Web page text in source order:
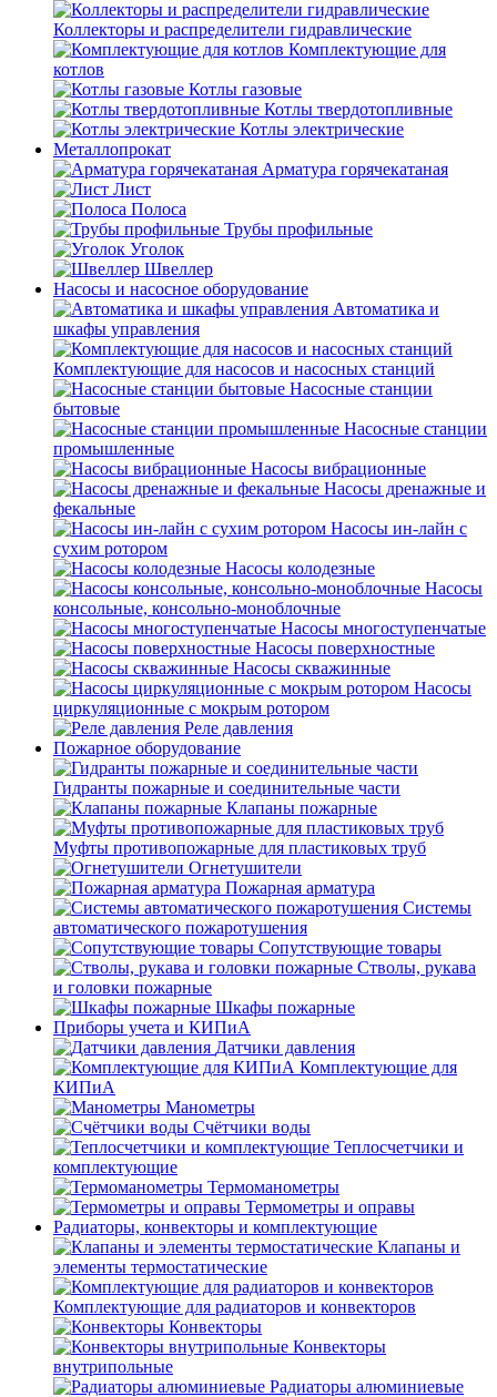
Коллекторы и распределители гидравлические
Комплектующие для
котлов
Котлы газовые
Котлы твердотопливные
Котлы электрические
Металлопрокат
Арматура горячекатаная
Лист
Полоса
Трубы профильные
Уголок
Швеллер
Насосы и насосное оборудование
Автоматика и
шкафы управления
Комплектующие для насосов и насосных станций
Насосные станции
бытовые
Насосные станции
промышленные
Насосы вибрационные
Насосы дренажные и
фекальные
Насосы ин-лайн с
сухим ротором
Насосы колодезные
Насосы
консольные, консольно-моноблочные
Насосы многоступенчатые
Насосы поверхностные
Насосы скважинные
Насосы
циркуляционные с мокрым ротором
Реле давления
Пожарное оборудование
Гидранты пожарные и соединительные части
Клапаны пожарные
Муфты противопожарные для пластиковых труб
Огнетушители
Пожарная арматура
Системы
автоматического пожаротушения
Сопутствующие товары
Стволы, рукава
и головки пожарные
Шкафы пожарные
Приборы учета и КИПиА
Датчики давления
Комплектующие для
КИПиА
Манометры
Счётчики воды
Теплосчетчики и
комплектующие
Термоманометры
Термометры и оправы
Радиаторы, конвекторы и комплектующие
Клапаны и
элементы термостатические
Комплектующие для радиаторов и конвекторов
Конвекторы
Конвекторы
внутрипольные
Радиаторы алюминиевые